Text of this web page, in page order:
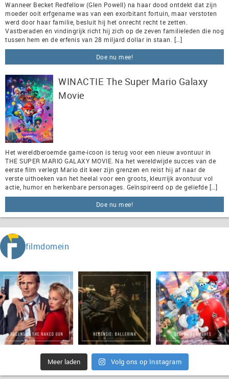
Wanneer Becket Redfellow (Glen Powell) na haar dood ontdekt dat zijn
moeder ooit erfgename was van een exorbitant fortuin, maar verstoten
werd door haar familie, besluit hij het onrecht recht te zetten.
Vastberaden én vindingrijk richt hij zich op de zeven familieleden die nog
tussen hem en de erfenis van 28 miljard dollar in staan. […]
Doe nu mee!
WINACTIE The Super Mario Galaxy
Movie
Het wereldberoemde game-icoon is terug voor een nieuw avontuur in
THE SUPER MARIO GALAXY MOVIE. Na het wereldwijde succes van de
eerste film verlegt Mario dit keer zijn grenzen en reist hij af naar de
verste uithoeken van het heelal voor een groots, kleurrijk avontuur vol
actie, humor en herkenbare personages. Geïnspireerd op de geliefde […]
Doe nu mee!
filmdomein
Meer laden Volg ons op Instagram